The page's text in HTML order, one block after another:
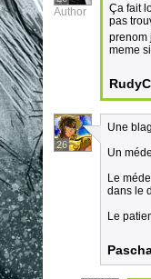
Author
Ça fait
pas
prenom
meme
26
Une
Un
Le
dans le
Le